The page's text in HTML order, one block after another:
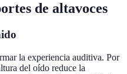
de altavoces
la experiencia auditiva. Por
del oído reduce la